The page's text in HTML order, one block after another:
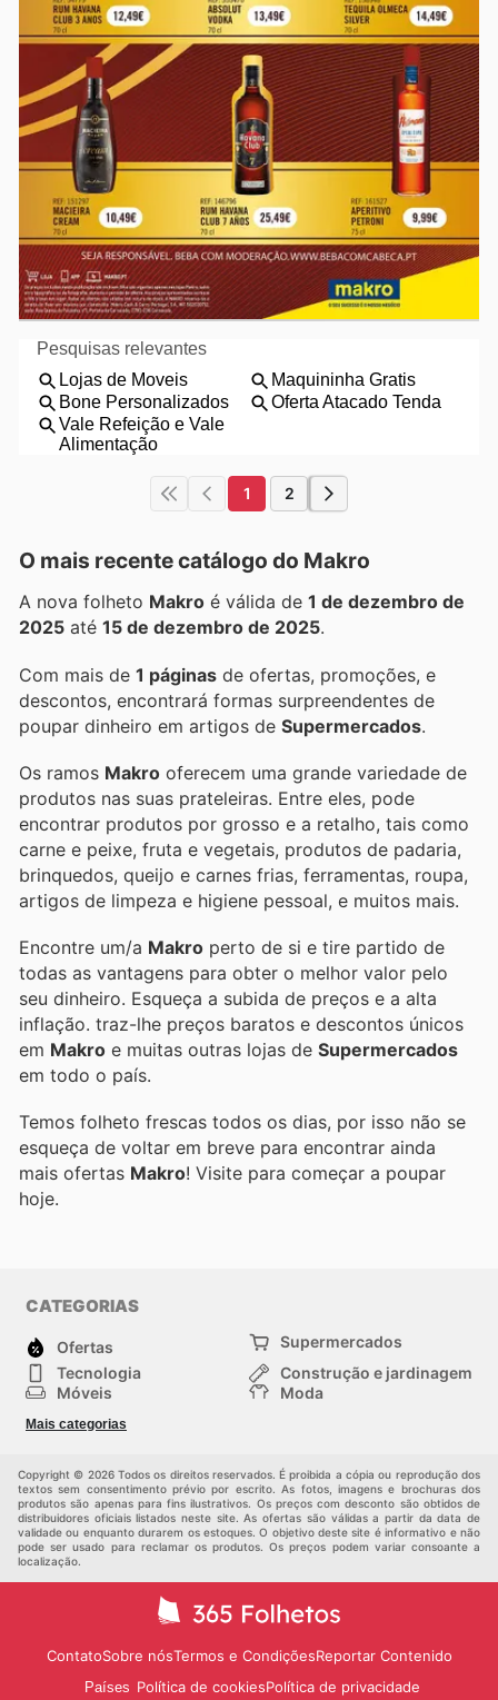
1 2
O mais recente catálogo do Makro
A nova folheto Makro é válida de 1 de dezembro de
2025 até 15 de dezembro de 2025.
Com mais de 1 páginas de ofertas, promoções, e
descontos, encontrará formas surpreendentes de
poupar dinheiro em artigos de Supermercados.
Os ramos Makro oferecem uma grande variedade de
produtos nas suas prateleiras. Entre eles, pode
encontrar produtos por grosso e a retalho, tais como
carne e peixe, fruta e vegetais, produtos de padaria,
brinquedos, queijo e carnes frias, ferramentas, roupa,
artigos de limpeza e higiene pessoal, e muitos mais.
Encontre um/a Makro perto de si e tire partido de
todas as vantagens para obter o melhor valor pelo
seu dinheiro. Esqueça a subida de preços e a alta
inflação. traz-lhe preços baratos e descontos únicos
em Makro e muitas outras lojas de Supermercados
em todo o país.
Temos folheto frescas todos os dias, por isso não se
esqueça de voltar em breve para encontrar ainda
mais ofertas Makro ! Visite para começar a poupar
hoje.
CATEGORIAS
Ofertas
Supermercados
Tecnologia
Construção e jardinagem
Móveis
Moda
Crianças
Mais categorias
Copyright © 2026 Todos os direitos reservados. É proibida a cópia ou reprodução dos
textos sem consentimento prévio por escrito. As fotos, imagens e brochuras dos
produtos são apenas para fins ilustrativos. Os preços com desconto são obtidos de
distribuidores oficiais listados neste site. As ofertas são válidas a partir da data de
validade ou enquanto durarem os estoques. O objetivo deste site é informativo e não
pode ser usado para reclamar os produtos. Os preços podem variar consoante a
localização.
ContatoSobre nósTermos e CondiçõesReportar Contenido
Países Política de cookiesPolítica de privacidade